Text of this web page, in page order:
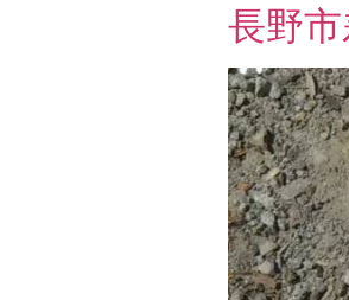
長野